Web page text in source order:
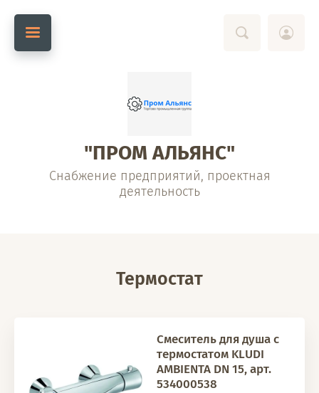
"ПРОМ АЛЬЯНС"
Снабжение предприятий, проектная
деятельность
Термостат
Смеситель для душа с
термостатом KLUDI
AMBIENTA DN 15, арт.
534000538